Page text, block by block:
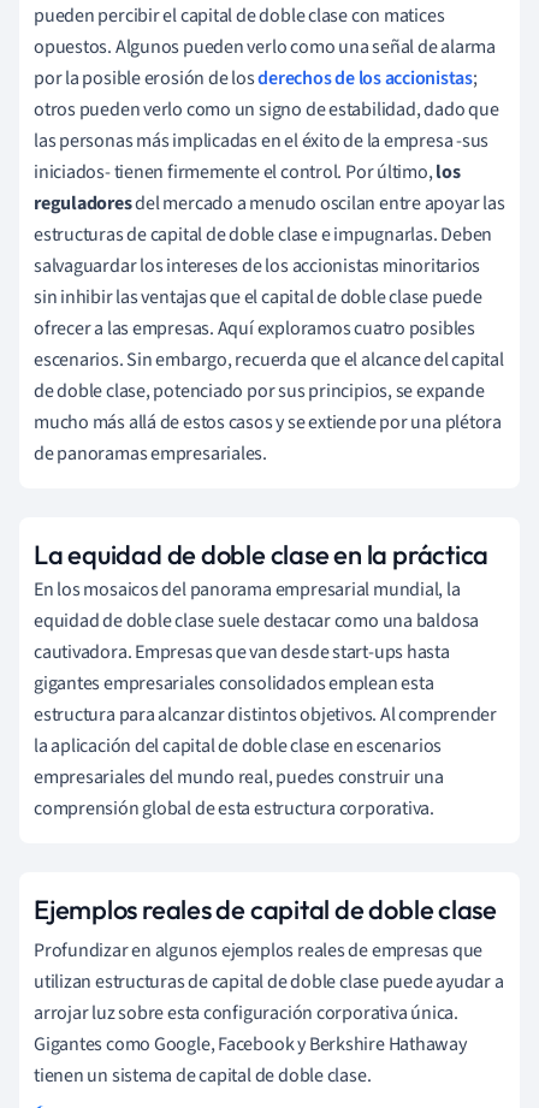
pueden percibir el capital de doble clase con matices
opuestos. Algunos pueden verlo como una señal de alarma
por la posible erosión de losderechos de los accionistas;
otros pueden verlo como un signo de estabilidad, dado que
las personas más implicadas en el éxito de la empresa -sus
iniciados- tienen firmemente el control. Por último,los
reguladoresdel mercado a menudo oscilan entre apoyar las
estructuras de capital de doble clase e impugnarlas. Deben
salvaguardar los intereses de los accionistas minoritarios
sin inhibir las ventajas que el capital de doble clase puede
ofrecer a las empresas. Aquí exploramos cuatro posibles
escenarios. Sin embargo, recuerda que el alcance del capital
de doble clase, potenciado por sus principios, se expande
mucho más allá de estos casos y se extiende por una plétora
de panoramas empresariales.
La equidad de doble clase en la práctica
En los mosaicos del panorama empresarial mundial, la
equidad de doble clase suele destacar como una baldosa
cautivadora. Empresas que van desde start-ups hasta
gigantes empresariales consolidados emplean esta
estructura para alcanzar distintos objetivos. Al comprender
la aplicación del capital de doble clase en escenarios
empresariales del mundo real, puedes construir una
comprensión global de esta estructura corporativa.
Ejemplos reales de capital de doble clase
Profundizar en algunos ejemplos reales de empresas que
utilizan estructuras de capital de doble clase puede ayudar a
arrojar luz sobre esta configuración corporativa única.
Gigantes como Google, Facebook y Berkshire Hathaway
tienen un sistema de capital de doble clase.